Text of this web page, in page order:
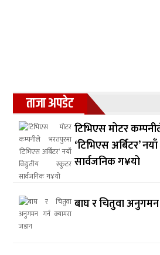
ताजा अपडेट
टिभिएस मोटर
‘टिभिएस अर्बिटर’
सार्वजनिक ग¥यो
बाघ र चितुवा अनुगमन